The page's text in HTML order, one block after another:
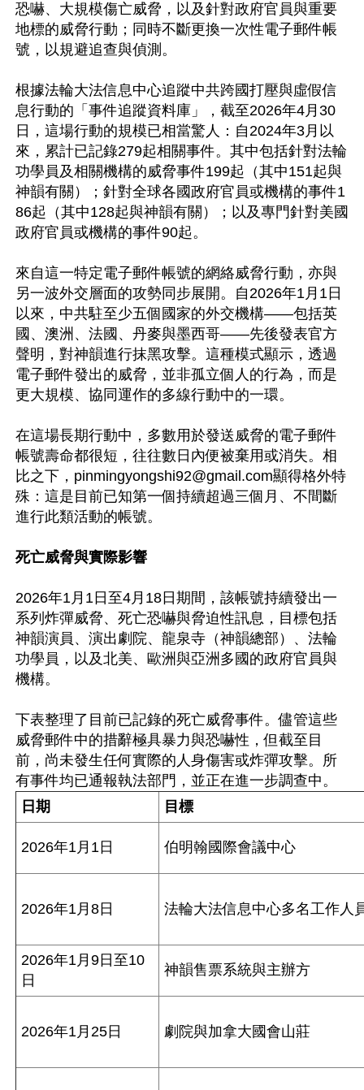
恐嚇、大規模傷亡威脅，以及針對政府官員與重要
地標的威脅行動；同時不斷更換一次性電子郵件帳
號，以規避追查與偵測。
根據法輪大法信息中心追蹤中共跨國打壓與虛假信
息行動的「事件追蹤資料庫」，截至2026年4月30
日，這場行動的規模已相當驚人：自2024年3月以
來，累計已記錄279起相關事件。其中包括針對法輪
功學員及相關機構的威脅事件199起（其中151起與
神韻有關）；針對全球各國政府官員或機構的事件1
86起（其中128起與神韻有關）；以及專門針對美國
政府官員或機構的事件90起。
來自這一特定電子郵件帳號的網絡威脅行動，亦與
另一波外交層面的攻勢同步展開。自2026年1月1日
以來，中共駐至少五個國家的外交機構——包括英
國、澳洲、法國、丹麥與墨西哥——先後發表官方
聲明，對神韻進行抹黑攻擊。這種模式顯示，透過
電子郵件發出的威脅，並非孤立個人的行為，而是
更大規模、協同運作的多線行動中的一環。
在這場長期行動中，多數用於發送威脅的電子郵件
帳號壽命都很短，往往數日內便被棄用或消失。相
比之下， pinmingyongshi92@gmail.com顯得格外特
殊：這是目前已知第一個持續超過三個月、不間斷
進行此類活動的帳號。
死亡威脅與實際影響
2026年1月1日至4月18日期間，該帳號持續發出一
系列炸彈威脅、死亡恐嚇與脅迫性訊息，目標包括
神韻演員、演出劇院、龍泉寺（神韻總部）、法輪
功學員，以及北美、歐洲與亞洲多國的政府官員與
機構。
下表整理了目前已記錄的死亡威脅事件。儘管這些
威脅郵件中的措辭極具暴力與恐嚇性，但截至目
前，尚未發生任何實際的人身傷害或炸彈攻擊。所
日期
目標
2026年1月1日 伯明翰國際會議中心
2026年1月8日 法輪大法信息中心多名工作人
2026年1月9日至10
日
神韻售票系統與主辦方
2026年1月25日 劇院與加拿大國會山莊